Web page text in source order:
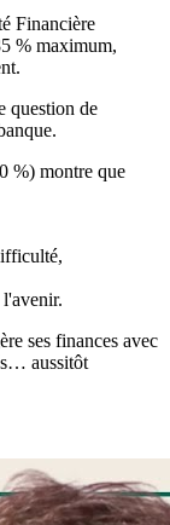
Financière
% maximum,
question de
%) montre que
ses finances avec
aussitôt